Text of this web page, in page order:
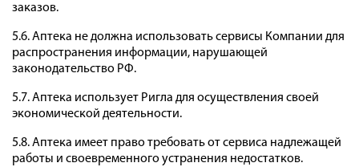
заказов.
5.6. Аптека не должна использовать сервисы Компании для
распространения информации, нарушающей
законодательство РФ.
5.7. Аптека использует Ригла для осуществления своей
экономической деятельности.
5.8. Аптека имеет право требовать от сервиса надлежащей
работы и своевременного устранения недостатков.